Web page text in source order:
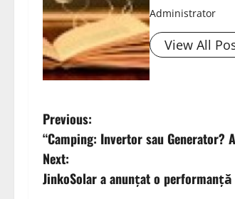
Administrator
View All
P
o
s
Previous:
“Camping: Invertor sau
Next:
JinkoSolar a anunțat o